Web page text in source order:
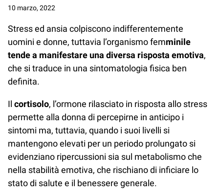
10 marzo, 2022
Stress ed ansia colpiscono indifferentemente
uomini e donne, tuttavia l’organismo femminile
tende a manifestare una diversa risposta emotiva,
che si traduce in una sintomatologia fisica ben
definita.
Il cortisolo, l’ormone rilasciato in risposta allo stress
permette alla donna di percepirne in anticipo i
sintomi ma, tuttavia, quando i suoi livelli si
mantengono elevati per un periodo prolungato si
evidenziano ripercussioni sia sul metabolismo che
nella stabilità emotiva, che rischiano di inficiare lo
stato di salute e il benessere generale.